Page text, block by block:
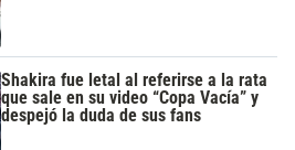
Shakira fue letal al referirse a la rata
que sale en su video “Copa Vacía” y
despejó la duda de sus fans